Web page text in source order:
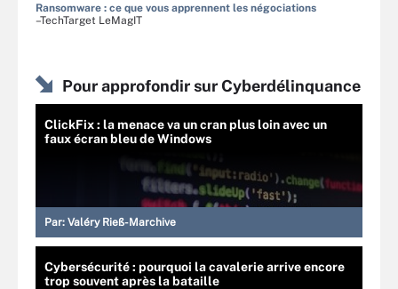
Ransomware : ce que vous apprennent les négociations
–TechTarget LeMagIT
Pour approfondir sur Cyberdélinquance
ClickFix : la menace va un cran plus loin avec un
faux écran bleu de Windows
Par: Valéry Rieß-Marchive
Cybersécurité : pourquoi la cavalerie arrive encore
trop souvent après la bataille